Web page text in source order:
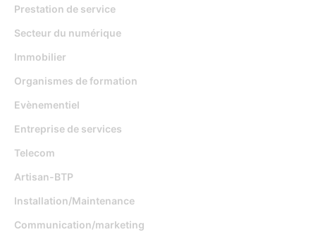
Prestation de service
Secteur du numérique
Immobilier
Organismes de formation
Evènementiel
Entreprise de services
Telecom
Artisan-BTP
Installation/Maintenance
Communication/marketing